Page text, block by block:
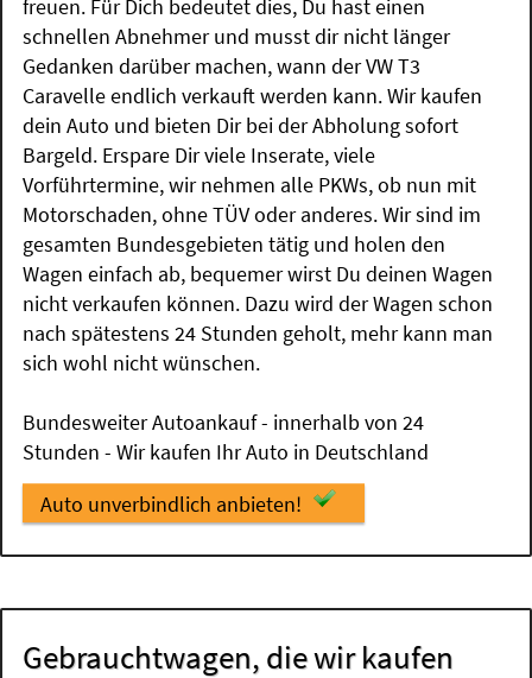
freuen. Für Dich bedeutet dies, Du hast einen
schnellen Abnehmer und musst dir nicht länger
Gedanken darüber machen, wann der VW T3
Caravelle endlich verkauft werden kann. Wir kaufen
dein Auto und bieten Dir bei der Abholung sofort
Bargeld. Erspare Dir viele Inserate, viele
Vorführtermine, wir nehmen alle PKWs, ob nun mit
Motorschaden, ohne TÜV oder anderes. Wir sind im
gesamten Bundesgebieten tätig und holen den
Wagen einfach ab, bequemer wirst Du deinen Wagen
nicht verkaufen können. Dazu wird der Wagen schon
nach spätestens 24 Stunden geholt, mehr kann man
sich wohl nicht wünschen.
Bundesweiter Autoankauf - innerhalb von 24
Stunden - Wir kaufen Ihr Auto in Deutschland
Auto unverbindlich anbieten!
Gebrauchtwagen, die wir kaufen